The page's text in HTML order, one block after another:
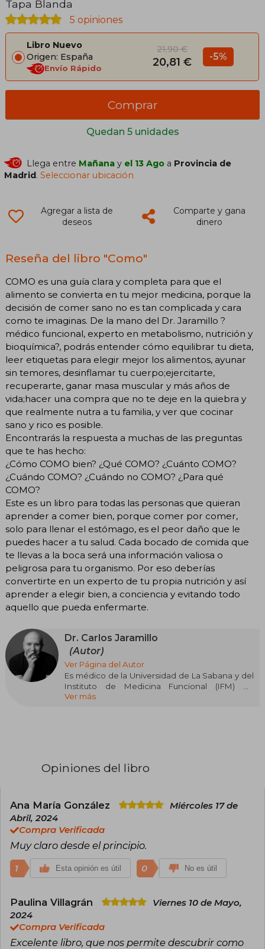
Tapa Blanda
5 opiniones
Libro Nuevo
Origen: España
Envío Rápido
21,90 €
20,81 € -5%
Quedan 5 unidades
Comprar
Llega entre Mañana y el 13 Ago a Provincia de
Madrid.Seleccionar ubicación
Agregar a lista de
deseos
Comparte y gana
dinero
Reseña del libro "Como"
COMO es una guía clara y completa para que el
alimento se convierta en tu mejor medicina, porque la
decisión de comer sano no es tan complicada y cara
como te imaginas. De la mano del Dr. Jaramillo ?
médico funcional, experto en metabolismo, nutrición y
bioquímica?, podrás entender cómo equilibrar tu dieta,
leer etiquetas para elegir mejor los alimentos, ayunar
sin temores, desinflamar tu cuerpo;ejercitarte,
recuperarte, ganar masa muscular y más años de
vida;hacer una compra que no te deje en la quiebra y
que realmente nutra a tu familia, y ver que cocinar
sano y rico es posible.
Encontrarás la respuesta a muchas de las preguntas
que te has hecho:
¿Cómo COMO bien? ¿Qué COMO? ¿Cuánto COMO?
¿Cuándo COMO? ¿Cuándo no COMO? ¿Para qué
COMO?
Este es un libro para todas las personas que quieran
aprender a comer bien, porque comer por comer,
solo para llenar el estómago, es el peor daño que le
puedes hacer a tu salud. Cada bocado de comida que
te llevas a la boca será una información valiosa o
peligrosa para tu organismo. Por eso deberías
convertirte en un experto de tu propia nutrición y así
aprender a elegir bien, a conciencia y evitando todo
aquello que pueda enfermarte.
Dr. Carlos Jaramillo
(Autor)
Ver Página del Autor
Es médico de la Universidad de La Sabana y del
Instituto de Medicina Funcional (IFM) en
Estados Unidos. Tiene especialidades en
en Bogotá, Colombia. Trabaja como docente y
empresas multinacionales de alimentos. Es
speaker, autor, instagramer de medio tiempo,
cocinero aficionado, esposo y padre orgulloso.
Su pasión es encontrar la cura de raíz de las
enfermedades crónicas y su misión, “educar
con ciencia” al mayor número de personas
Ver más
Opiniones del libro
Ana María González
Miércoles 17 de
Abril, 2024
Compra Verificada
Muy claro desde el principio.
1 Esta opinión es útil 0 No es útil
Paulina Villagrán
Viernes 10 de Mayo,
2024
Compra Verificada
Excelente libro, que nos permite descubrir como